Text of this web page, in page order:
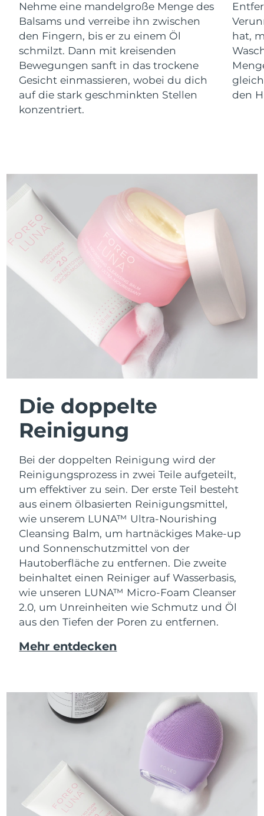
Nehme eine mandelgroße Menge des
Balsams und verreibe ihn zwischen
den Fingern, bis er zu einem Öl
schmilzt. Dann mit kreisenden
Bewegungen sanft in das trockene
Gesicht einmassieren, wobei du dich
auf die stark geschminkten Stellen
konzentriert.
hat,
den
Die doppelte
Reinigung
Bei der doppelten Reinigung wird der
Reinigungsprozess in zwei Teile aufgeteilt,
um effektiver zu sein. Der erste Teil besteht
aus einem ölbasierten Reinigungsmittel,
wie unserem LUNA™ Ultra-Nourishing
Cleansing Balm, um hartnäckiges Make-up
und Sonnenschutzmittel von der
Hautoberfläche zu entfernen. Die zweite
beinhaltet einen Reiniger auf Wasserbasis,
wie unseren LUNA™ Micro-Foam Cleanser
2.0, um Unreinheiten wie Schmutz und Öl
aus den Tiefen der Poren zu entfernen.
Mehr entdecken